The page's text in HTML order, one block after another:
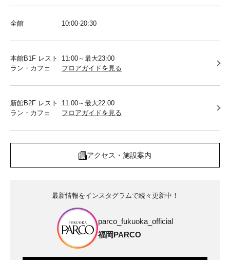
全館 10:00-20:30
本館B1F レスト
ラン・カフェ
11:00～最大23:00
フロアガイドを見る
新館B2F レスト
ラン・カフェ
11:00～最大22:00
フロアガイドを見る
アクセス・施設案内
最新情報をインスタグラムで続々更新中！
parco_fukuoka_official
福岡PARCO